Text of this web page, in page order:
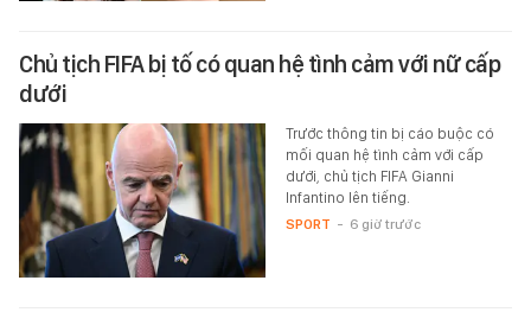
Chủ tịch FIFA bị tố có quan hệ tình cảm với nữ cấp
dưới
Trước thông tin bị cáo buộc có
mối quan hệ tình cảm với cấp
dưới, chủ tịch FIFA Gianni
Infantino lên tiếng.
SPORT - 6 giờ trước